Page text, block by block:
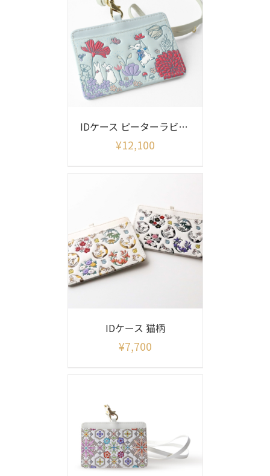
IDケース ピーターラビット リニアメドウ
¥12,100
IDケース 猫柄
¥7,700